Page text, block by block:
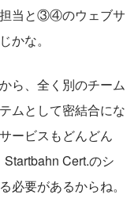
当と③④のウェブサ
かな。
ら、全く別のチーム
ムとして密結合にな
ービスもどんどん
Cert.のシ
必要があるからね。